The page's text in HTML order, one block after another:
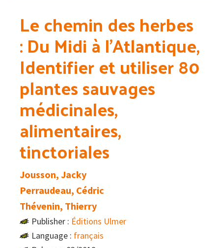
Le chemin des herbes
: Du Midi à l’Atlantique,
Identifier et utiliser 80
plantes sauvages
médicinales,
alimentaires,
tinctoriales
Jousson, Jacky
Perraudeau, Cédric
Thévenin, Thierry
Publisher : Éditions Ulmer
Language : français